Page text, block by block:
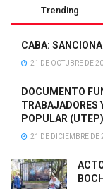
Trending
CABA:
21 DE OCTUBRE DE
DOCUMENTO
TRABAJADORES
POPULAR (UTEP)
21 DE DICIEMBRE DE